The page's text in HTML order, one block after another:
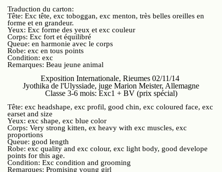
Traduction du carton:
Tête: Exc tête, exc toboggan, exc menton, très belles oreilles en
forme et en grandeur.
Yeux: Exc forme des yeux et exc couleur
Corps: Exc fort et équilibré
Queue: en harmonie avec le corps
Robe: exc en tous points
Condition: exc
Remarques: Beau jeune animal
Exposition Internationale, Rieumes 02/11/14
Jyothika de l'Ulyssiade, juge Marion Meister, Allemagne
Classe 3-6 mois: Exc1 + BV (prix spécial)
Tête: exc headshape, exc profil, good chin, exc coloured face, exc
earset and size
Yeux: exc shape, exc blue color
Corps: Very strong kitten, ex heavy with exc muscles, exc
proportions
Queue: good length
Robe: exc quality and exc colour, exc light body, good develope
points for this age.
Condition: Exc condition and grooming
Remarques: Promising young girl